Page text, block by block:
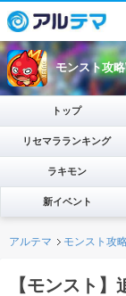
モンスト攻
トップ
リセマラランキング
ラキモン
新イベント
アルテマ モンスト攻
【モンスト